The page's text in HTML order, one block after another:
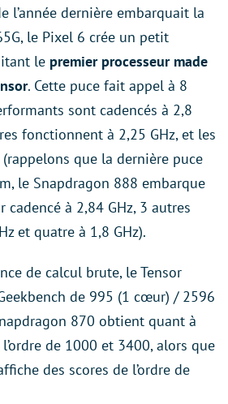
l’année dernière embarquait la
le Pixel 6 crée un petit
le premier processeur made
. Cette puce fait appel à 8
sont cadencés à 2,8
fonctionnent à 2,25 GHz, et les
que la dernière puce
le Snapdragon 888 embarque
à 2,84 GHz, 3 autres
et quatre à 1,8 GHz).
de calcul brute, le Tensor
de 995 (1 cœur) / 2596
870 obtient quant à
de 1000 et 3400, alors que
des scores de l’ordre de